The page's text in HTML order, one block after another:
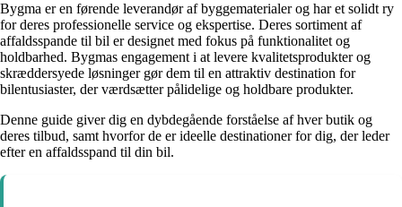
Bygma er en førende leverandør af byggematerialer og har et solidt ry
for deres professionelle service og ekspertise. Deres sortiment af
affaldsspande til bil er designet med fokus på funktionalitet og
holdbarhed. Bygmas engagement i at levere kvalitetsprodukter og
skræddersyede løsninger gør dem til en attraktiv destination for
bilentusiaster, der værdsætter pålidelige og holdbare produkter.
Denne guide giver dig en dybdegående forståelse af hver butik og
deres tilbud, samt hvorfor de er ideelle destinationer for dig, der leder
efter en affaldsspand til din bil.